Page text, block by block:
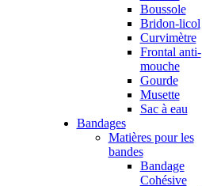
Boussole
Bridon-licol
Curvimètre
Frontal anti-
mouche
Gourde
Musette
Sac à eau
Bandages
Matières pour les
bandes
Bandage
Cohésive